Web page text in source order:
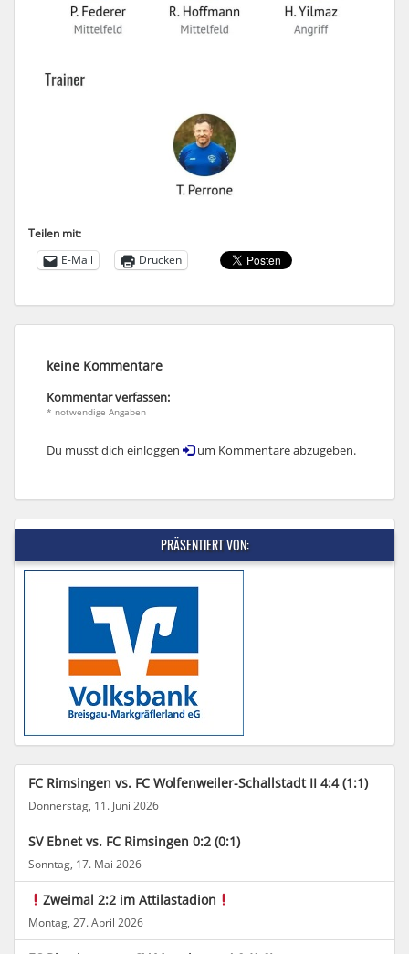
Teilen mit:
E-Mail
Drucken
keine Kommentare
Kommentar verfassen:
* notwendige Angaben
Du musst dich einloggen um Kommentare abzugeben.
PRÄSENTIERT VON:
FC Rimsingen vs. FC Wolfenweiler-Schallstadt II 4:4 (1:1)
Donnerstag, 11. Juni 2026
SV Ebnet vs. FC Rimsingen 0:2 (0:1)
Sonntag, 17. Mai 2026
Zweimal 2:2 im Attilastadion
Montag, 27. April 2026